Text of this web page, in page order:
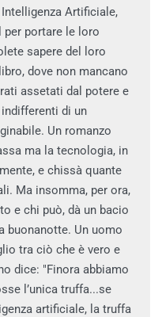
Artificiale,
portare le loro
sapere del loro
dove non mancano
assetati dal potere e
di un
Un romanzo
ma la tecnologia, in
e chissà quante
Ma insomma, per ora,
e chi può, dà un bacio
buonanotte. Un uomo
tra ciò che è vero e
dice: "Finora abbiamo
l’unica truffa...se
artificiale, la truffa